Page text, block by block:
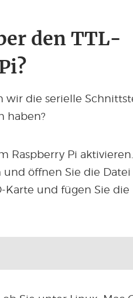
den TTL-
wir die serielle
haben?
Raspberry Pi aktivieren.
und öffnen Sie die Datei
Karte und fügen Sie die